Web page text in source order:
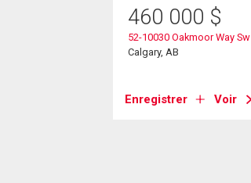
460 000 $
52-10030 Oakmoor Way Sw
Calgary, AB
Enregistrer Voir